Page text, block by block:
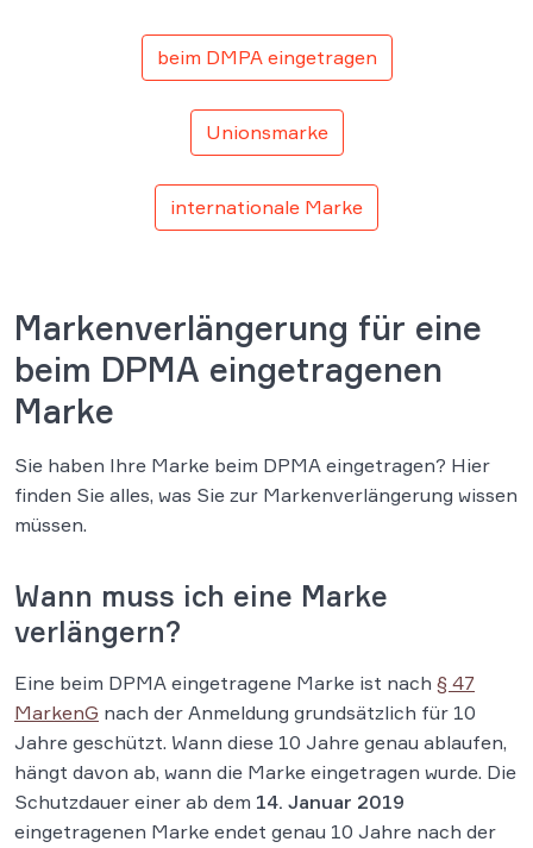
beim DMPA eingetragen
Unionsmarke
internationale Marke
Markenverlängerung für eine
beim DPMA eingetragenen
Marke
Sie haben Ihre Marke beim DPMA eingetragen? Hier
finden Sie alles, was Sie zur Markenverlängerung wissen
müssen.
Wann muss ich eine Marke
verlängern?
Eine beim DPMA eingetragene Marke ist nach § 47
MarkenG nach der Anmeldung grundsätzlich für 10
Jahre geschützt. Wann diese 10 Jahre genau ablaufen,
hängt davon ab, wann die Marke eingetragen wurde. Die
Schutzdauer einer ab dem 14. Januar 2019
eingetragenen Marke endet genau 10 Jahre nach der